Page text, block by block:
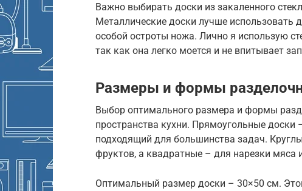
Важно выбирать доски из закаленного
Металлические доски лучше использовать
особой остроты ножа. Лично я использую
так как она легко моется и не впитывает
Размеры и формы
Выбор оптимального размера и формы
пространства кухни. Прямоугольные доски
подходящий для большинства задач.
фруктов, а квадратные – для нарезки мяса
Оптимальный размер доски – 30×50 см.